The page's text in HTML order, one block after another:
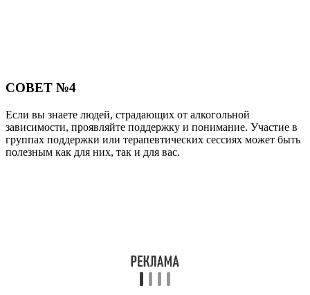
СОВЕТ №4
Если вы знаете людей, страдающих от алкогольной
зависимости, проявляйте поддержку и понимание. Участие в
группах поддержки или терапевтических сессиях может быть
полезным как для них, так и для вас.